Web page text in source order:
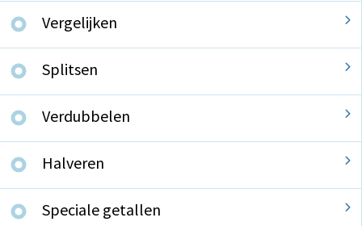
Vergelijken
Splitsen
Verdubbelen
Halveren
Speciale getallen